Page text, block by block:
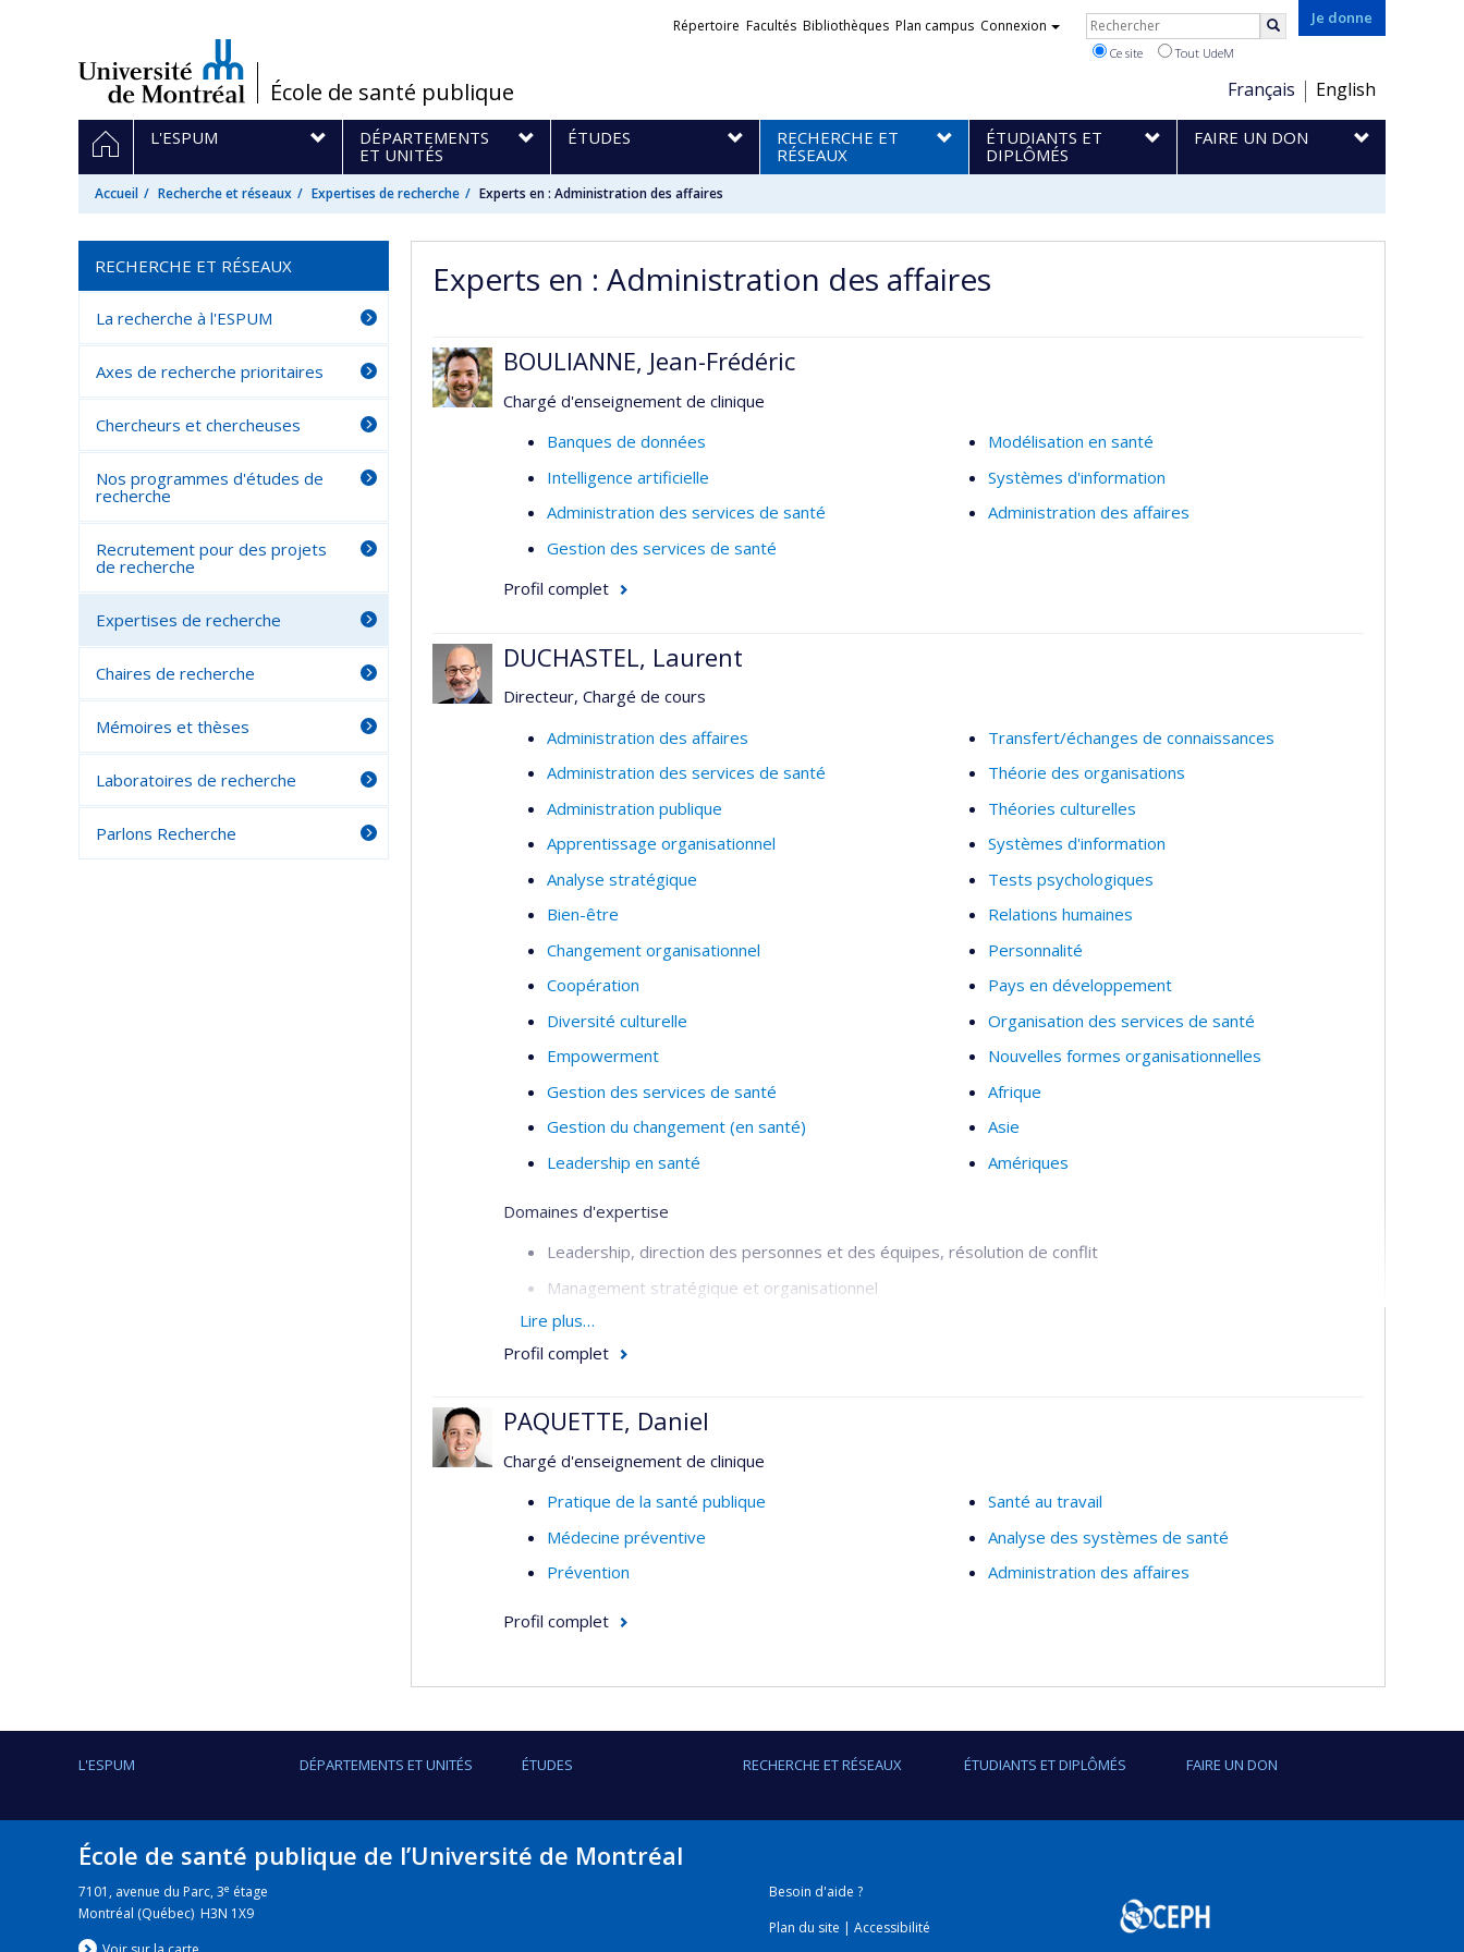
/École de santé publique
Je donne
Choix
de
la
langue
Français English
Liens
Répertoire Facultés Bibliothèques Plan campus Connexion Rechercher
Ce site Tout UdeM
Navigation
principale
ACCUEIL
L'ESPUM
DÉPARTEMENTS
ET UNITÉS
ÉTUDES
RECHERCHE ET
RÉSEAUX
ÉTUDIANTS ET
DIPLÔMÉS
FAIRE UN DON
Accueil Recherche et réseaux Expertises de recherche Experts en : Administration des affaires
Experts en : Administration des affaires
BOULIANNE, Jean-Frédéric
Chargé d'enseignement de clinique
Banques de données
Intelligence artificielle
Administration des services de santé
Gestion des services de santé
Modélisation en santé
Systèmes d'information
Administration des affaires
Profil complet
DUCHASTEL, Laurent
Directeur, Chargé de cours
Administration des affaires
Administration des services de santé
Administration publique
Apprentissage organisationnel
Analyse stratégique
Bien-être
Changement organisationnel
Coopération
Diversité culturelle
Empowerment
Gestion des services de santé
Gestion du changement (en santé)
Leadership en santé
Transfert/échanges de connaissances
Théorie des organisations
Théories culturelles
Systèmes d'information
Tests psychologiques
Relations humaines
Personnalité
Pays en développement
Organisation des services de santé
Nouvelles formes organisationnelles
Afrique
Asie
Amériques
Domaines d'expertise
Leadership, direction des personnes et des équipes, résolution de conflit
Management stratégique et organisationnel
Formation continue, andragogie et technopédagogie
Gestion administrative et développement d’affaires
Coaching de carrière
Secteurs d'intervention
Santé publique (public et privé)
Institutions universitaires
Projets d’assistance technique et de coopération internationale
Gouvernance publique
Organisations sans but lucratif
Lire plus…
Profil complet
PAQUETTE, Daniel
Chargé d'enseignement de clinique
Pratique de la santé publique
Médecine préventive
Prévention
Santé au travail
Analyse des systèmes de santé
Administration des affaires
Profil complet
RECHERCHE ET RÉSEAUX
La recherche à l'ESPUM
Axes de recherche prioritaires
Chercheurs et chercheuses
Nos programmes d'études de
recherche
Recrutement pour des projets
de recherche
Expertises de recherche
Chaires de recherche
Mémoires et thèses
Laboratoires de recherche
Parlons Recherche
L'ESPUM DÉPARTEMENTS ET UNITÉS ÉTUDES RECHERCHE ET RÉSEAUX ÉTUDIANTS ET DIPLÔMÉS FAIRE UN DON
École de santé publique de l’Université de Montréal
7101, avenue du Parc, 3e étage
Montréal (Québec) H3N 1X9
Besoin d'aide ?
Plan du site |Accessibilité